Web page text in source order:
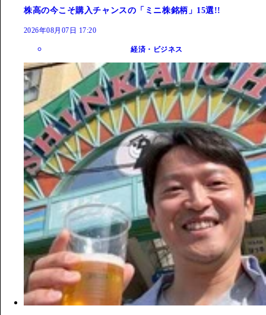
株高の今こそ購入チャンスの「ミニ株銘柄」15選!!
2026年08月07日 17:20
経済・ビジネス